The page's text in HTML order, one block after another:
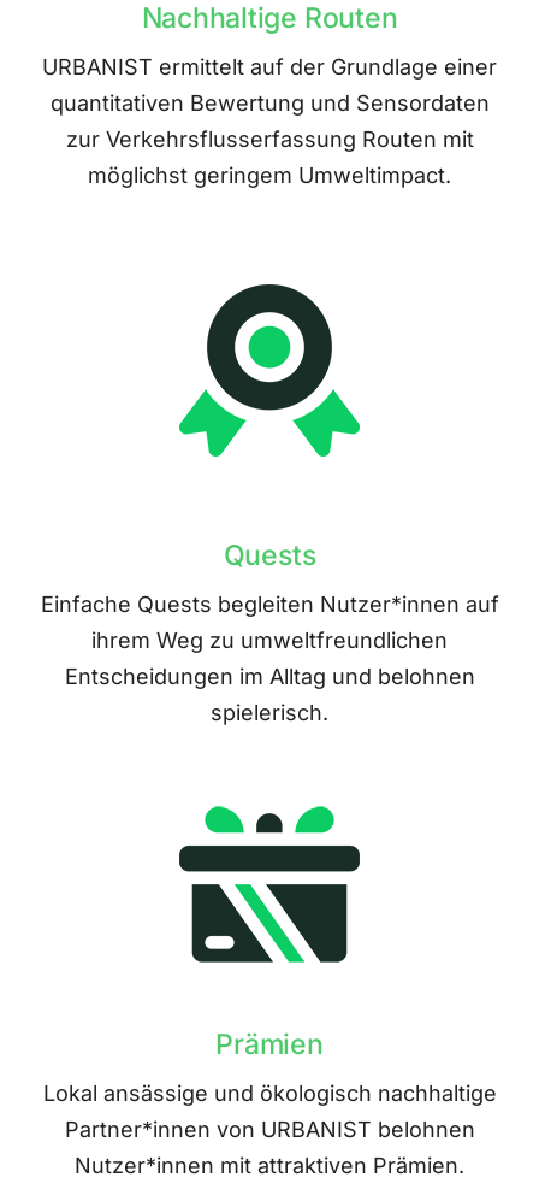
Nachhaltige Routen
URBANIST ermittelt auf der Grundlage einer
quantitativen Bewertung und Sensordaten
zur Verkehrsflusserfassung Routen mit
möglichst geringem Umweltimpact.
Quests
Einfache Quests begleiten Nutzer*innen auf
ihrem Weg zu umweltfreundlichen
Entscheidungen im Alltag und belohnen
spielerisch.
Prämien
Lokal ansässige und ökologisch nachhaltige
Partner*innen von URBANIST belohnen
Nutzer*innen mit attraktiven Prämien.